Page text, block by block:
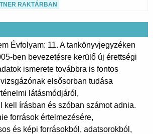
RAKTÁRBAN
Évfolyam: 11. A tankönyvjegyzéken
ben bevezetésre kerülő új érettségi
ismerete továbbra is fontos
elsősorban tudása
látásmódjáról,
kell írásban és szóban számot adnia.
források értelmezésére,
és képi forrásokból, adatsorokból,